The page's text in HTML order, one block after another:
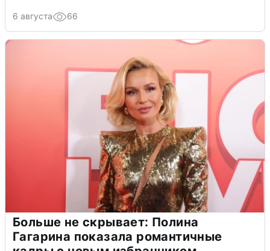
6 августа 66
Больше не скрывает: Полина
Гагарина показала романтичные